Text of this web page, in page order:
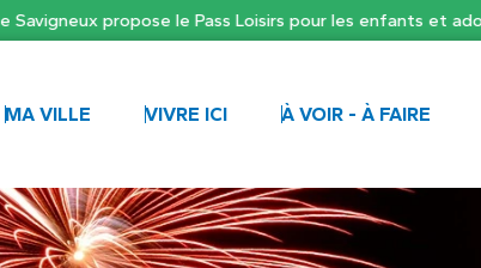
propose le Pass Loisirs pour les enfants et
MA VILLE VIVRE ICI À VOIR - À FAIRE